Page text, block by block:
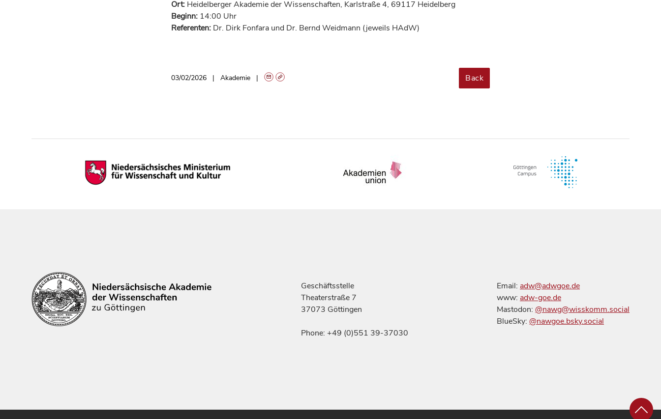
Ort: Heidelberger Akademie der Wissenschaften, Karlstraße 4, 69117 Heidelberg
Beginn: 14:00 Uhr
Referenten: Dr. Dirk Fonfara und Dr. Bernd Weidmann (jeweils HAdW)
03/02/2026 Akademie Back
Geschäftsstelle
Theaterstraße 7
37073 Göttingen
Phone: +49 (0)551 39-37030
Email: adw@adwgoe.de
www: adw-goe.de
Mastodon: @nawg@wisskomm.social
BlueSky: @nawgoe.bsky.social